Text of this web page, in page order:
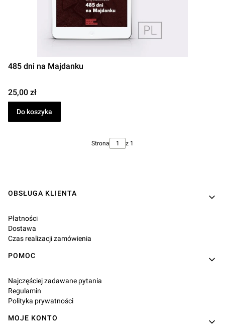
485 dni na Majdanku
Cena
25,00 zł
Do koszyka
Strona z 1
Linki w stopce
OBSŁUGA KLIENTA
Płatności
Dostawa
Czas realizacji zamówienia
POMOC
Najczęściej zadawane pytania
Regulamin
Polityka prywatności
MOJE KONTO